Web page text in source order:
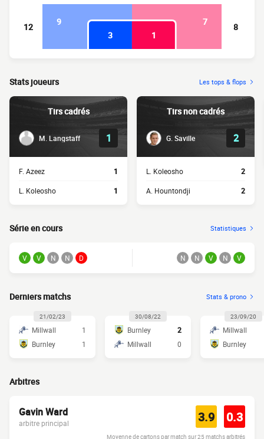
12 9
7
3
1
8
Stats joueurs Les tops & flops
Tirs cadrés
M. Langstaff 1
F. Azeez 1
L. Koleosho 1
Tirs non cadrés
G. Saville 2
L. Koleosho 2
A. Hountondji 2
Série en cours Statistiques
V V N N D N N V N V
Derniers matchs Stats & prono
21/02/23
Millwall
1
Burnley
1
30/08/22
Burnley
2
Millwall
0
23/09/20
Millwall
Burnley
Arbitres
Gavin Ward
arbitre principal 3.9 0.3
Moyenne de cartons par match sur 25 matchs arbitrés